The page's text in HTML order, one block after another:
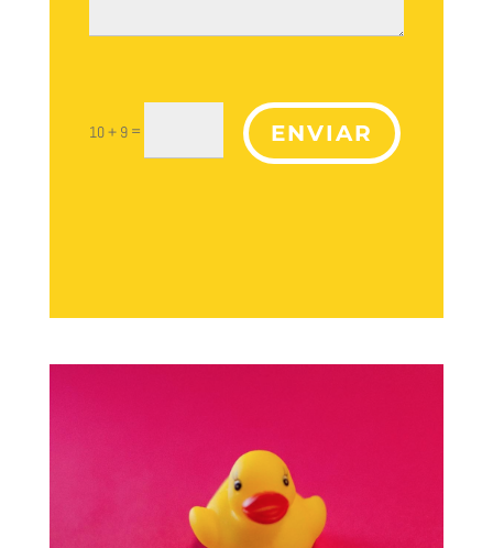
10 + 9= ENVIAR